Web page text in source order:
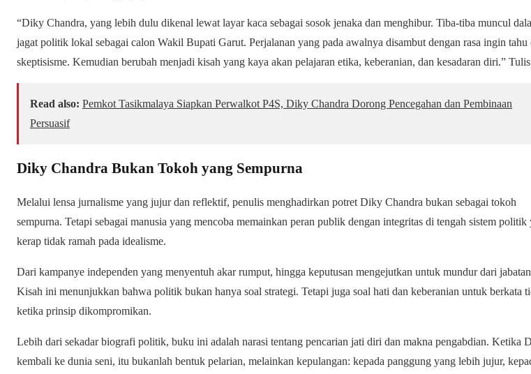
“Diky Chandra, yang lebih dulu dikenal lewat layar kaca sebagai sosok jenaka dan menghibur. Tiba-tiba muncul
jagat politik lokal sebagai calon Wakil Bupati Garut. Perjalanan yang pada awalnya disambut dengan rasa ingin tahu
skeptisisme. Kemudian berubah menjadi kisah yang kaya akan pelajaran etika, keberanian, dan kesadaran diri.”
Read also: Pemkot Tasikmalaya Siapkan Perwalkot P4S, Diky Chandra Dorong Pencegahan dan Pembinaan
Persuasif
Diky Chandra Bukan Tokoh yang Sempurna
Melalui lensa jurnalisme yang jujur dan reflektif, penulis menghadirkan potret Diky Chandra bukan sebagai tokoh
sempurna. Tetapi sebagai manusia yang mencoba memainkan peran publik dengan integritas di tengah sistem politik
kerap tidak ramah pada idealisme.
Dari kampanye independen yang menyentuh akar rumput, hingga keputusan mengejutkan untuk mundur dari
Kisah ini menunjukkan bahwa politik bukan hanya soal strategi. Tetapi juga soal hati dan keberanian untuk berkata
ketika prinsip dikompromikan.
Lebih dari sekadar biografi politik, buku ini adalah narasi tentang pencarian jati diri dan makna pengabdian. Ketika
kembali ke dunia seni, itu bukanlah bentuk pelarian, melainkan kepulangan: kepada panggung yang lebih jujur,